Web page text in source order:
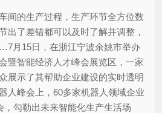
间的生产过程，生产环节全方位数
出了差错都可以及时了解并调整，
月15日，在浙江宁波余姚市举办
暨智能经济人才峰会展览区，一家
展示了其帮助企业建设的实时透明
人峰会上，60多家机器人领域企业
，勾勒出未来智能化生产生活场